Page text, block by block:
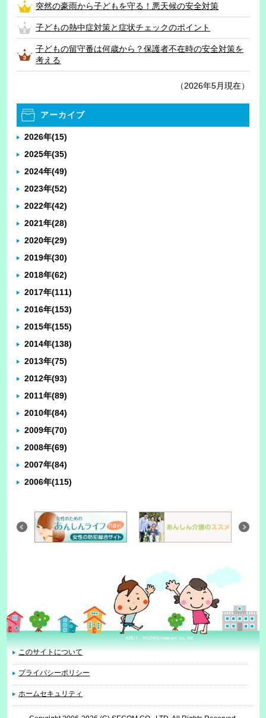
突然の豪雨から子どもを守る！悪天候の安全対策
子どもの熱中症対策と症状チェックのポイント
子どもの留守番は何歳から？保護者不在時の安全対策を
考える
（2026年5月現在）
アーカイブ
2026年(15)
2025年(35)
2024年(49)
2023年(52)
2022年(42)
2021年(28)
2020年(29)
2019年(30)
2018年(62)
2017年(111)
2016年(153)
2015年(155)
2014年(138)
2013年(75)
2012年(93)
2011年(89)
2010年(84)
2009年(70)
2008年(69)
2007年(84)
2006年(115)
このサイトについて
プライバシーポリシー
ホームセキュリティ